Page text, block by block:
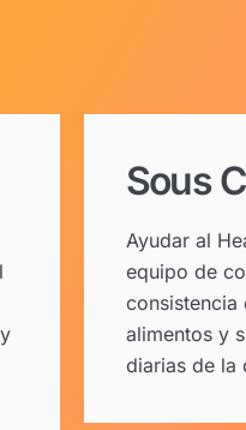
Sous
Ayudar al
equipo de
consistencia
alimentos y
diarias de la